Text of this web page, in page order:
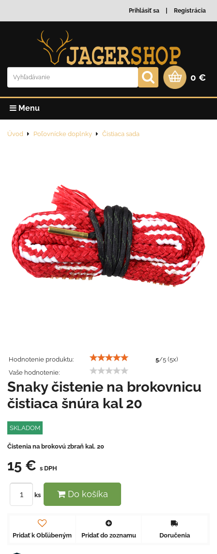
Prihlásiť sa Registrácia
0 €
Menu
Úvod Poľovnícke doplnky Čistiaca sada
Hodnotenie produktu: 5/5 (5x)
Vaše hodnotenie:
Snaky čistenie na brokovnicu
čistiaca šnúra kal 20
SKLADOM
Čistenia na brokovú zbraň kal. 20
15 € s DPH
ks Do košíka
Pridať k Obľúbeným Pridať do zoznamu Doručenia